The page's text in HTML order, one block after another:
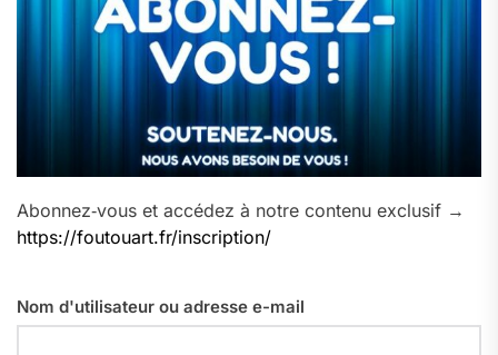
Abonnez‑vous et accédez à notre contenu exclusif →
https://foutouart.fr/inscription/
Nom d'utilisateur ou adresse e-mail